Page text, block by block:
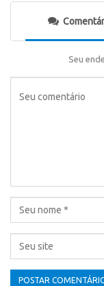
Seu